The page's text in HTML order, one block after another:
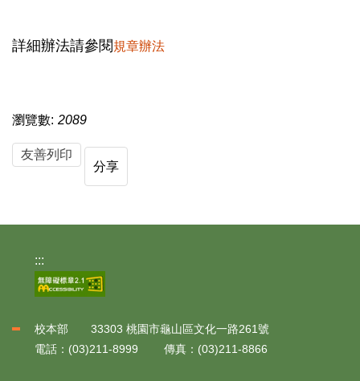
詳細辦法請參閱規章辦法
瀏覽數: 2089
友善列印
分享
:::
校本部 33303 桃園市龜山區文化一路261號
電話：(03)211-8999 傳真：(03)211-8866